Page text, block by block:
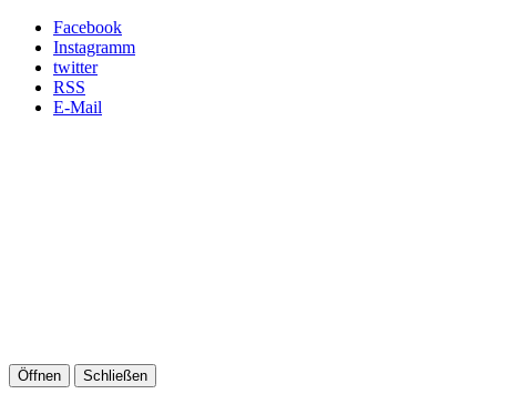
Facebook
Instagramm
twitter
RSS
E-Mail
Öffnen Schließen